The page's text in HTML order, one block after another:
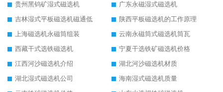
贵州黑钨矿湿式磁选机
广东永磁湿式磁选机
吉林湿式平板磁选机磁通低
陕西平板磁选机的工作原理
上海磁选机永磁筒组装
云南永磁筒式磁选机筒瓦
西藏干式选铁磁选机
宁夏干选铁矿磁选机价格
江西河沙磁选机介绍
湖北河沙磁选机材质
湖北湿式磁选机公司
海南湿式磁选机质量